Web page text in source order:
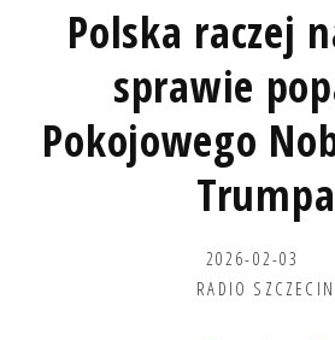
Polska raczej
sprawie
Pokojowego
Trumpa
2026-02-03
RADIO SZCZECIN